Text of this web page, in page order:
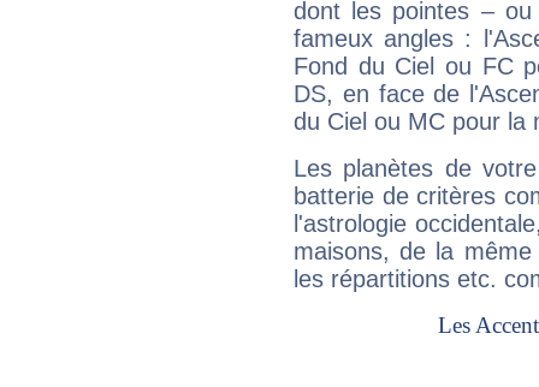
dont les pointes –
fameux angles :
Fond du Ciel ou FC
DS, en face de
du Ciel ou MC pour la
Les planètes de
batterie de critères
l'astrologie
maisons, de la
les répartitions etc.